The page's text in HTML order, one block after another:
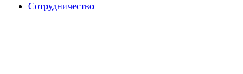
Сотрудничество